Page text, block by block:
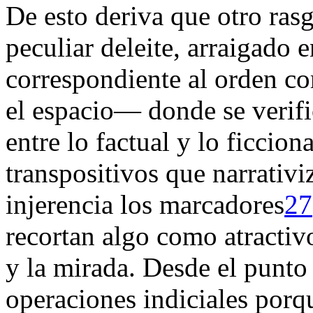
De esto deriva que otro
peculiar deleite,
correspondiente al orden
el espacio—donde se
entre lo factual y lo
transpositivos que
injerencia los marcadores27
recortan algo como
y la mirada. Desde el
operaciones indiciales